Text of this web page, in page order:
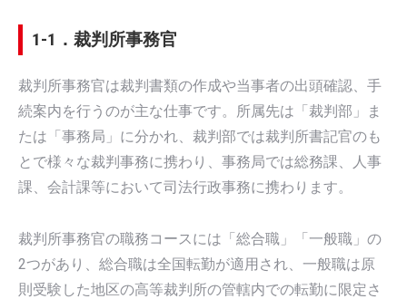
1-1．裁判所事務官
裁判所事務官は裁判書類の作成や当事者の出頭確認、手
続案内を行うのが主な仕事です。所属先は「裁判部」ま
たは「事務局」に分かれ、裁判部では裁判所書記官のも
とで様々な裁判事務に携わり、事務局では総務課、人事
課、会計課等において司法行政事務に携わります。
裁判所事務官の職務コースには「総合職」「一般職」の
2つがあり、総合職は全国転勤が適用され、一般職は原
則受験した地区の高等裁判所の管轄内での転勤に限定さ